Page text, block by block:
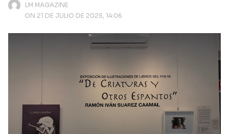
LM MAGAZINE
ON 21 DE JULIO DE 2025, 14:06